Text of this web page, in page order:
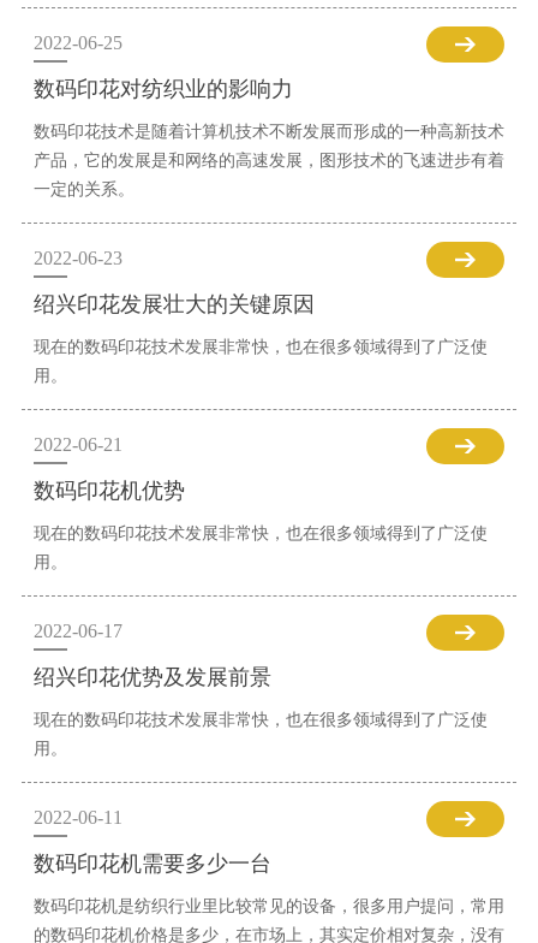
2022-06-25
数码印花对纺织业的影响力
数码印花技术是随着计算机技术不断发展而形成的一种高新技术
产品，它的发展是和网络的高速发展，图形技术的飞速进步有着
一定的关系。
2022-06-23
绍兴印花发展壮大的关键原因
现在的数码印花技术发展非常快，也在很多领域得到了广泛使
用。
2022-06-21
数码印花机优势
现在的数码印花技术发展非常快，也在很多领域得到了广泛使
用。
2022-06-17
绍兴印花优势及发展前景
现在的数码印花技术发展非常快，也在很多领域得到了广泛使
用。
2022-06-11
数码印花机需要多少一台
数码印花机是纺织行业里比较常见的设备，很多用户提问，常用
的数码印花机价格是多少，在市场上，其实定价相对复杂，没有